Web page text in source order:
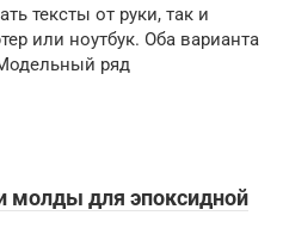
тексты от руки, так и
или ноутбук. Оба варианта
ряд
для эпоксидной